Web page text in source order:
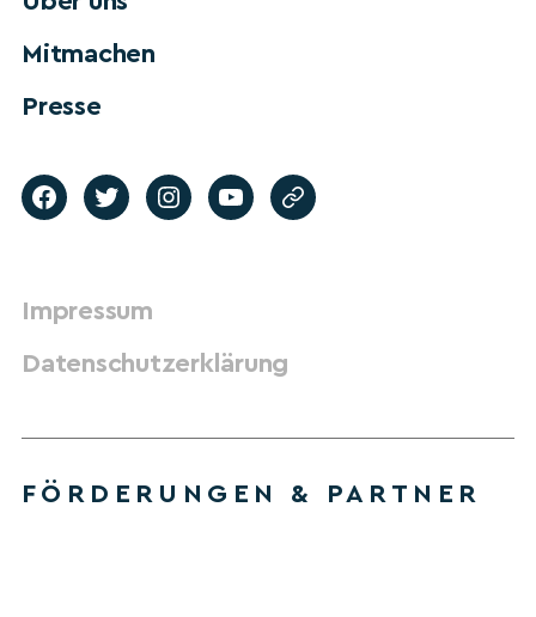
Mitmachen
Presse
Impressum
Datenschutzerklärung
FÖRDERUNGEN & PARTNER